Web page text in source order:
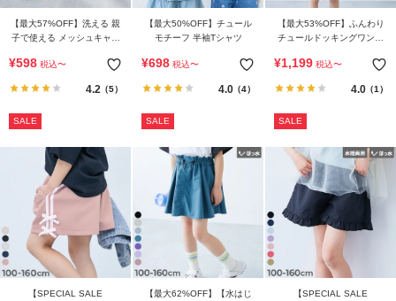
【最大57%OFF】洗える 親
子で使える メッシュキャッ
¥598 税込〜
4.2 （5）
SALE
【最大50%OFF】チュール
モチーフ 半袖Tシャツ
¥698 税込〜
4.0（4）
SALE
【最大53%OFF】ふんわり
チュールドッキングワンピ
¥1,199 税込〜
4.0（1）
SALE
【SPECIAL SALE
【最大62%OFF】【水はじ
【SPECIAL SALE